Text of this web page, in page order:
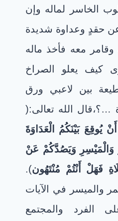
الخاسر لماله وإن
حقدٍ وعداوة شديدة
معه فأخذ ماله
كيف يعلو الصراخ
بين لاعبي ورق
…؟،قال الله تعالى:(
يُوقِعَ بَيْنَكُمُ الْعَدَاوَةَ
وَالْمَيْسِرِ وَيَصُدَّكُمْ عَنْ
فَهَلْ أَنْتُمْ مُنْتَهُون).
والميسر في الآيات
الفرد والمجتمع